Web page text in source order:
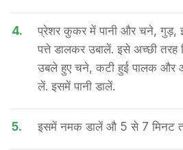
4.
प्रेशर कुकर में पानी और चने, गुड़,
पत्ते डालकर उबालें. इसे अच्छी तरह
उबले हुए चने, कटी हुई पालक और
लें. इसमें पानी डालें.
5. इसमें नमक डालें औ 5 से 7 मिनट